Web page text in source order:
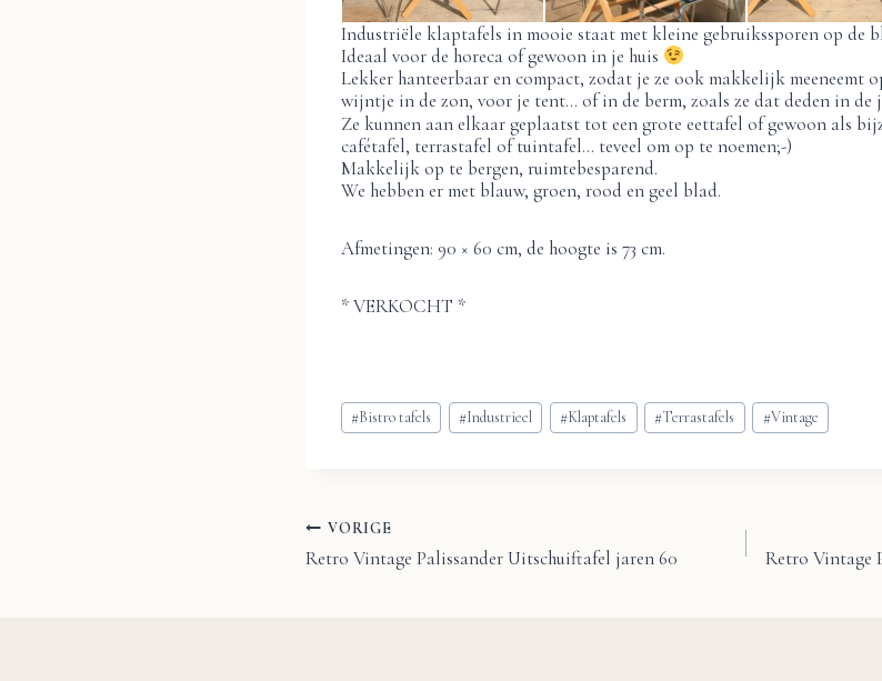
Industriële klaptafels in mooie staat met kleine gebruikssporen op de
Ideaal voor de horeca of gewoon in je huis
Lekker hanteerbaar en compact, zodat je ze ook makkelijk meeneemt
wijntje in de zon, voor je tent… of in de berm, zoals ze dat deden in de
Ze kunnen aan elkaar geplaatst tot een grote eettafel of gewoon als
cafétafel, terrastafel of tuintafel… teveel om op te noemen;-)
Makkelijk op te bergen, ruimtebesparend.
We hebben er met blauw, groen, rood en geel blad.
Afmetingen: 90 × 60 cm, de hoogte is 73 cm.
* VERKOCHT *
Bericht
tags:
#Bistro tafels #Industrieel #Klaptafels #Terrastafels #Vintage
Bericht
VORIGE
Retro Vintage Palissander Uitschuiftafel jaren 60 Retro Vintage